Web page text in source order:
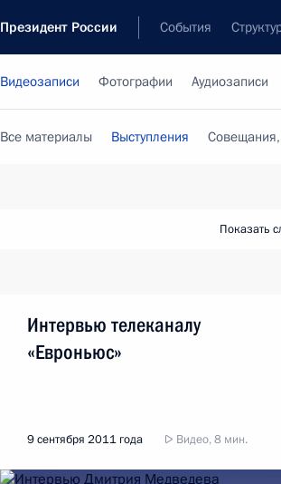
Президент России События
Видеозаписи Фотографии Аудиозаписи
Все материалы Выступления Совещания,
Показать
Интервью телеканалу
«Евроньюс»
9 сентября 2011 года Видео, 8 мин.